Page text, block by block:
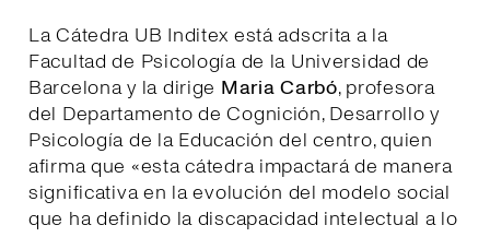
La Cátedra UB Inditex está adscrita a la
Facultad de Psicología de la Universidad de
Barcelona y la dirige Maria Carbó, profesora
del Departamento de Cognición, Desarrollo y
Psicología de la Educación del centro, quien
afirma que «esta cátedra impactará de manera
significativa en la evolución del modelo social
que ha definido la discapacidad intelectual a lo